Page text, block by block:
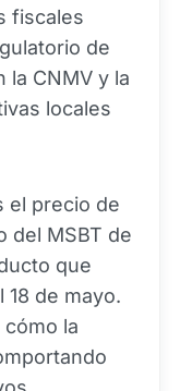
fiscales
de
la CNMV y la
locales
el precio de
del MSBT de
que
de mayo.
la